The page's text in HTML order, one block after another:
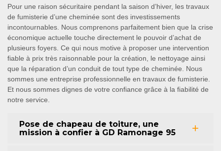
Pour une raison sécuritaire pendant la saison d’hiver, les travaux
de fumisterie d’une cheminée sont des investissements
incontournables. Nous comprenons parfaitement bien que la crise
économique actuelle touche directement le pouvoir d’achat de
plusieurs foyers. Ce qui nous motive à proposer une intervention
fiable à prix très raisonnable pour la création, le nettoyage ainsi
que la réparation d’un conduit de tout type de cheminée. Nous
sommes une entreprise professionnelle en travaux de fumisterie.
Et nous sommes dignes de votre confiance grâce à la fiabilité de
notre service.
Pose de chapeau de toiture, une
mission à confier à GD Ramonage 95